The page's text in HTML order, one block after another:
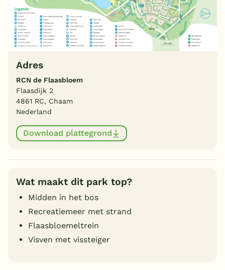
Adres
RCN de Flaasbloem
Flaasdijk 2
4861 RC, Chaam
Nederland
Download plattegrond
Wat maakt dit park top?
Midden in het bos
Recreatiemeer met strand
Flaasbloemeltrein
Visven met vissteiger